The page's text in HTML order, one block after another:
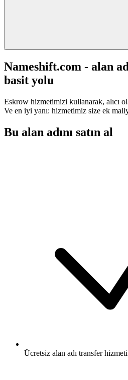
Nameshift.com - alan
basit yolu
Eskrow hizmetimizi kullanarak, alıcı
Ve en iyi yanı: hizmetimiz size ek
Bu alan adını satın al
Ücretsiz alan adı transfer hizmeti